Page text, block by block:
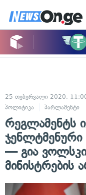
25 თებერვალი 2020,
პოლიტიკა
პარლამენტი
რეგლამენტს
ჯენლტმენური
— გია
მინისტრების